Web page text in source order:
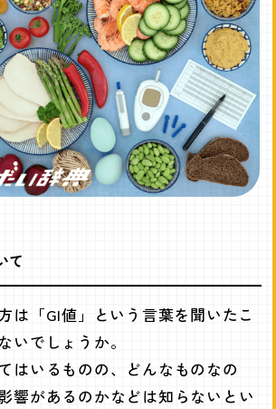
て
は「GI値」という言葉を聞いたこ
いでしょうか。
はいるものの、どんなものなの
響があるのかなどは知らないとい